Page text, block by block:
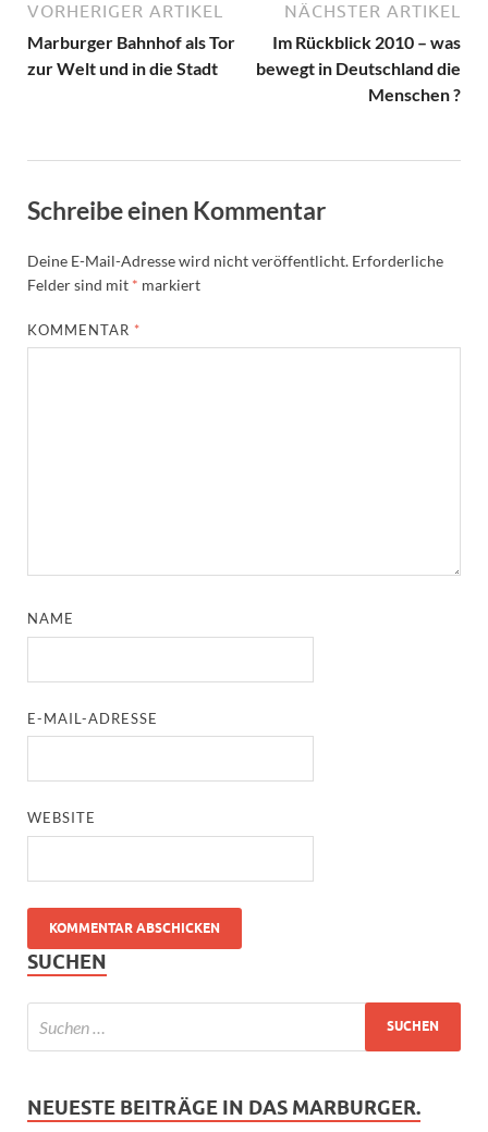
VORHERIGER ARTIKEL
Marburger Bahnhof als Tor
zur Welt und in die Stadt
NÄCHSTER ARTIKEL
Im Rückblick 2010 – was
bewegt in Deutschland die
Menschen ?
Schreibe einen Kommentar
Deine E-Mail-Adresse wird nicht veröffentlicht. Erforderliche
Felder sind mit * markiert
KOMMENTAR *
NAME
E-MAIL-ADRESSE
WEBSITE
SUCHEN
NEUESTE BEITRÄGE IN DAS MARBURGER.